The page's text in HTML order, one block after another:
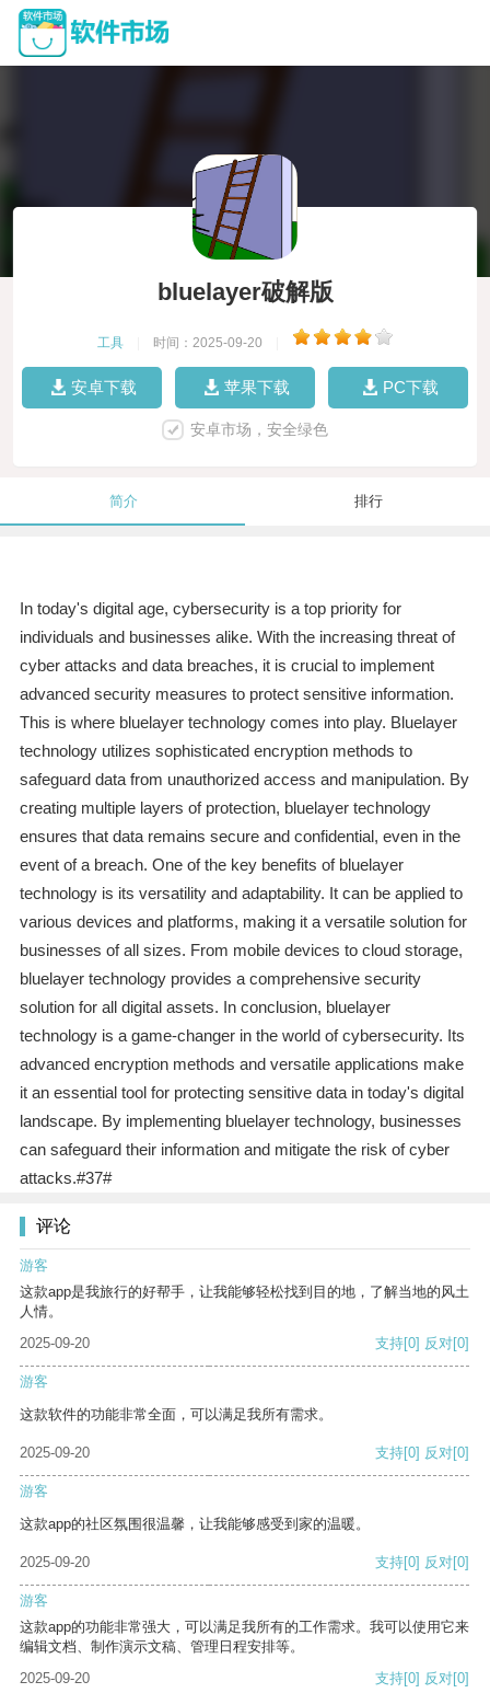
bluelayer破解版
工具 时间：2025-09-20
安卓下载 苹果下载 PC下载
安卓市场，安全绿色
简介 排行
In today's digital age, cybersecurity is a top priority for
individuals and businesses alike. With the increasing threat of
cyber attacks and data breaches, it is crucial to implement
advanced security measures to protect sensitive information.
This is where bluelayer technology comes into play. Bluelayer
technology utilizes sophisticated encryption methods to
safeguard data from unauthorized access and manipulation. By
creating multiple layers of protection, bluelayer technology
ensures that data remains secure and confidential, even in the
event of a breach. One of the key benefits of bluelayer
technology is its versatility and adaptability. It can be applied to
various devices and platforms, making it a versatile solution for
businesses of all sizes. From mobile devices to cloud storage,
bluelayer technology provides a comprehensive security
solution for all digital assets. In conclusion, bluelayer
technology is a game-changer in the world of cybersecurity. Its
advanced encryption methods and versatile applications make
it an essential tool for protecting sensitive data in today's digital
landscape. By implementing bluelayer technology, businesses
can safeguard their information and mitigate the risk of cyber
attacks.#37#
评论
游客
这款app是我旅行的好帮手，让我能够轻松找到目的地，了解当地的风土
人情。
2025-09-20
支持[0] 反对[0]
游客
这款软件的功能非常全面，可以满足我所有需求。
2025-09-20 支持[0] 反对[0]
游客
这款app的社区氛围很温馨，让我能够感受到家的温暖。
2025-09-20 支持[0] 反对[0]
游客
这款app的功能非常强大，可以满足我所有的工作需求。我可以使用它来
编辑文档、制作演示文稿、管理日程安排等。
2025-09-20
支持[0] 反对[0]